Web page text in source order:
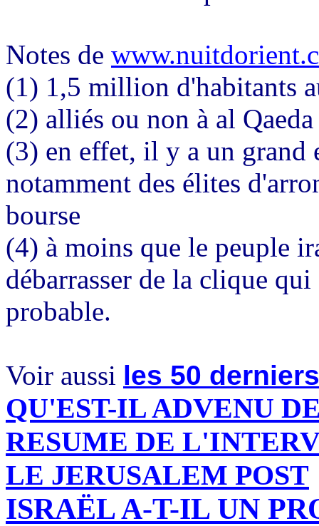
Notes de
(1) 1,5 million d'habitants
(2) alliés ou non à al Qaeda
(3) en effet, il y a un grand
notamment des élites
bourse
(4) à moins que le peuple
débarrasser de la clique
probable.
Voir aussi les 50
QU'EST-IL ADVENU
RESUME DE
LE JERUSALEM POST
ISRAËL A-T-IL UN